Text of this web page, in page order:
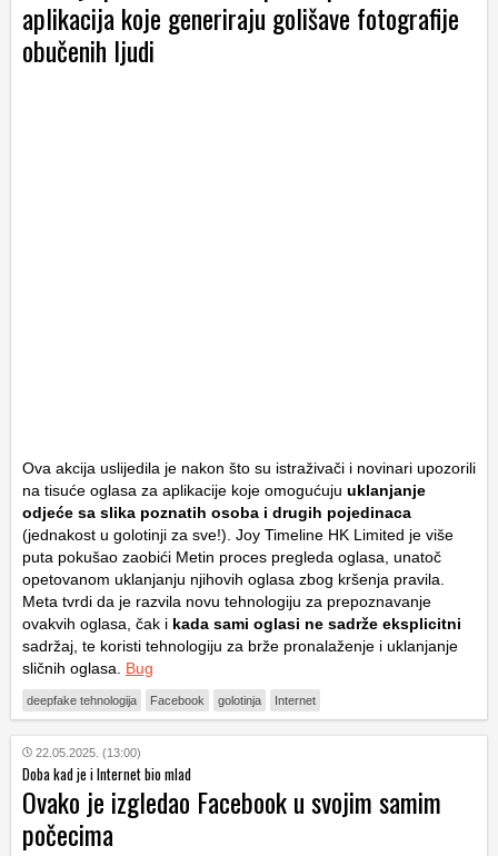
aplikacija koje generiraju golišave fotografije
obučenih ljudi
Ova akcija uslijedila je nakon što su istraživači i novinari upozorili
na tisuće oglasa za aplikacije koje omogućuju uklanjanje
odjeće sa slika poznatih osoba i drugih pojedinaca
(jednakost u golotinji za sve!). Joy Timeline HK Limited je više
puta pokušao zaobići Metin proces pregleda oglasa, unatoč
opetovanom uklanjanju njihovih oglasa zbog kršenja pravila.
Meta tvrdi da je razvila novu tehnologiju za prepoznavanje
ovakvih oglasa, čak i kada sami oglasi ne sadrže eksplicitni
sadržaj, te koristi tehnologiju za brže pronalaženje i uklanjanje
sličnih oglasa. Bug
deepfake tehnologija Facebook golotinja Internet
22.05.2025. (13:00)
Doba kad je i Internet bio mlad
Ovako je izgledao Facebook u svojim samim
počecima